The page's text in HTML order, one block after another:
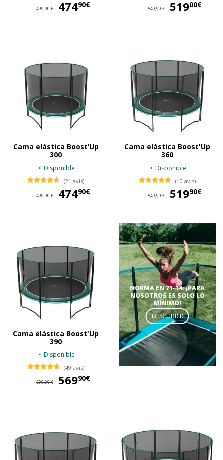
499,90 € 47490€ 549,90 € 51900€
Cama elástica Boost’Up
300
Disponible
(21 avis)
499,90 € 47490€
Cama elástica Boost'Up
360
Disponible
(40 avis)
549,90 € 51990€
Cama elástica Boost'Up
390
Disponible
(49 avis)
599,90 € 56990€
NORMA EN 71-14: ¡PARA
NOSOTROS ES SOLO LO
MÍNIMO!
DESCUBRIR